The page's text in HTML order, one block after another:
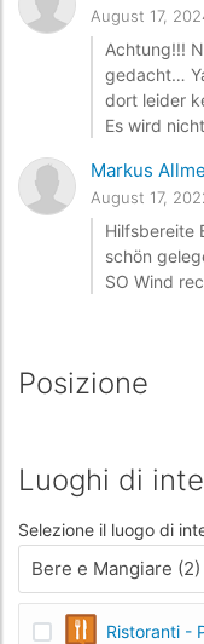
August 17,
Achtung!!!
gedacht…
dort leider
Es wird
Markus
August 17,
Hilfsbereite
schön
SO Wind
Posizione
Luoghi di
Selezione il luogo di
Bere e Mangiare (2)
Ristoranti -